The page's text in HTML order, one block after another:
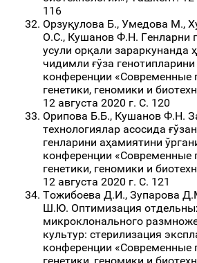
116
Орзуқулова Б., Умедова М.,
О.С., Кушанов Ф.Н. Генларни
усули орқали зараркунанда
чидимли ғўза
конференции «Современные
генетики, геномики и
12 августа 2020 г. С. 120
Орипова Б.Б., Кушанов Ф.Н.
технологиялар асосида
генларини аҳамиятини
конференции «Современные
генетики, геномики и
12 августа 2020 г. С. 121
Тожибоева Д.И., Зупарова
Ш.Ю. Оптимизация
микроклонального
культур: стерилизация
конференции «Современные